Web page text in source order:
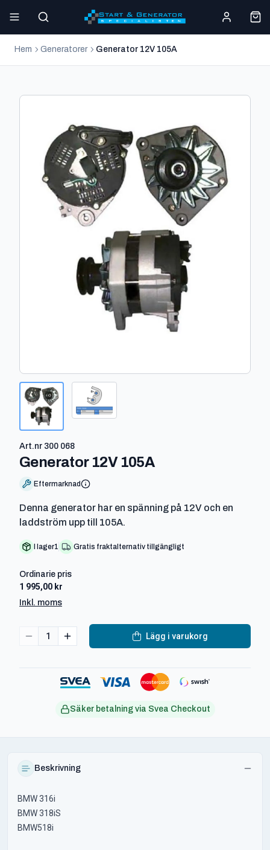
Hem Generatorer Generator 12V 105A
Art.nr 300 068
Generator 12V 105A-
Eftermarknad
Denna generator har en spänning på 12V och en
laddström upp till 105A.
I lager1 Gratis fraktalternativ tillgängligt
Ordinarie pris
1 995,00 kr
Inkl. moms
1 Lägg i varukorg
Säker betalning via Svea Checkout
Beskrivning
BMW 316i
BMW 318iS
BMW518i